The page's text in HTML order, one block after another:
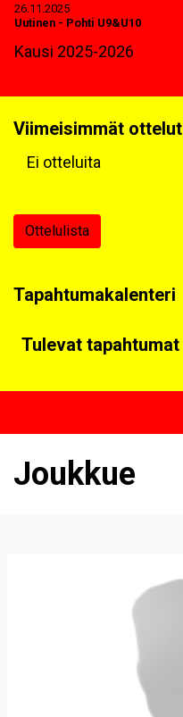
26.11.2025
Uutinen - Pohti U9&U10
Kausi 2025-2026
Viimeisimmät ottelut
Ei otteluita
Ottelulista
Tapahtumakalenteri
Tulevat tapahtumat
Joukkue